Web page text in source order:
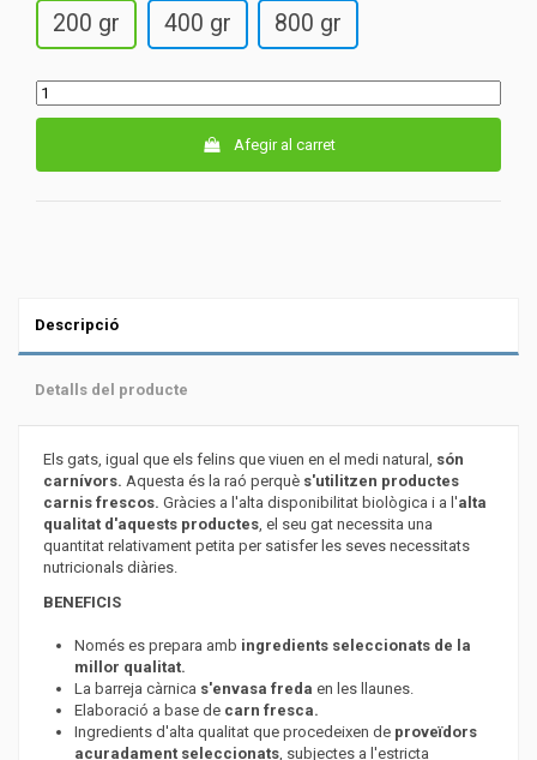
200 gr 400 gr 800 gr
Afegir al carret
Descripció
Detalls del producte
Els gats, igual que els felins que viuen en el medi natural, són
carnívors. Aquesta és la raó perquès'utilitzen productes
carnis frescos. Gràcies a l'alta disponibilitat biològica i a l'alta
qualitat d'aquests productes, el seu gat necessita una
quantitat relativament petita per satisfer les seves necessitats
nutricionals diàries.
BENEFICIS
Només es prepara amb ingredients seleccionats de la
millor qualitat.
La barreja càrnica s'envasa freda en les llaunes.
Elaboració a base de carn fresca.
Ingredients d'alta qualitat que procedeixen de proveïdors
acuradament seleccionats, subjectes a l'estricta